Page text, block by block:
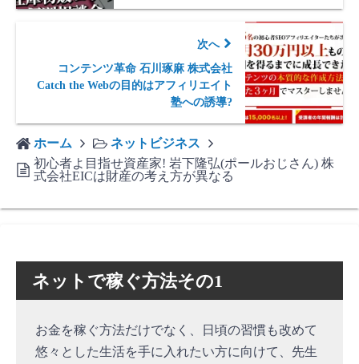
次へ
コンテンツ革命 石川琢麻 株式会社
Catch the Webの目的はアフィリエイト
塾への誘導?
ホーム
ネットビジネス
初心者よ目指せ資産家! 岩下隆弘(ポールおじさん) 株
式会社EICは財産の考え方が異なる
ネットで稼ぐ方法その1
お金を稼ぐ方法だけでなく、日頃の習慣も改めて
悠々とした生活を手に入れたい方に向けて、先生